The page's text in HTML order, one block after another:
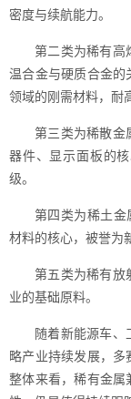
密度与续航能力。
第二类为稀有高
温合金与硬质合金的
领域的刚需材料，耐
第三类为稀散金
器件、显示面板的
级。
第四类为稀土
材料的核心，被誉为
第五类为稀有放
业的基础原料。
随着新能源车
略产业持续发展，多
整体来看，稀有金属